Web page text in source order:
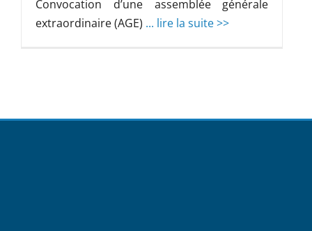
Convocation d’une assemblée générale
extraordinaire (AGE) ... lire la suite >>